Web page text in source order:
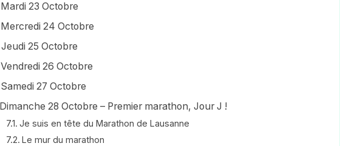
Mardi 23 Octobre
Mercredi 24 Octobre
Jeudi 25 Octobre
Vendredi 26 Octobre
Samedi 27 Octobre
Dimanche 28 Octobre – Premier marathon, Jour J !
Je suis en tête du Marathon de Lausanne
Le mur du marathon